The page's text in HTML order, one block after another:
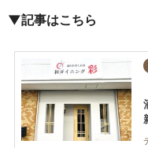
▼記事はこちら